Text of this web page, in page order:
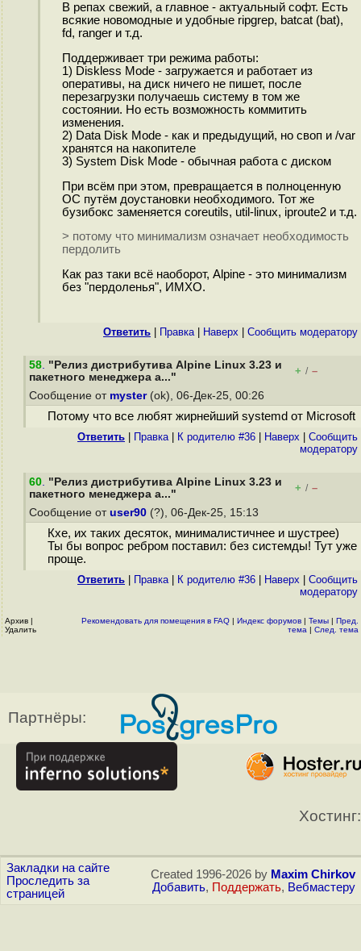
В репах свежий, а главное - актуальный софт. Есть
всякие новомодные и удобные ripgrep, batcat (bat),
fd, ranger и т.д.
Поддерживает три режима работы:
1) Diskless Mode - загружается и работает из
оперативы, на диск ничего не пишет, после
перезагрузки получаешь систему в том же
состоянии. Но есть возможность коммитить
изменения.
2) Data Disk Mode - как и предыдущий, но своп и /var
хранятся на накопителе
3) System Disk Mode - обычная работа с диском
При всём при этом, превращается в полноценную
ОС путём доустановки необходимого. Тот же
бузибокс заменяется coreutils, util-linux, iproute2 и т.д.
> потому что минимализм означает необходимость
пердолить
Как раз таки всё наоборот, Alpine - это минимализм
без "пердоленья", ИМХО.
Ответить Правка| Наверх Cообщить модератору
58. "Релиз дистрибутива Alpine Linux 3.23 и
пакетного менеджера a..."
+ / –
Сообщение от myster(ok), 06-Дек-25, 00:26
Потому что все любят жирнейший systemd от Microsoft
Ответить Правка| К родителю #36 Наверх
Cообщить
модератору
60. "Релиз дистрибутива Alpine Linux 3.23 и
пакетного менеджера a..."
+ / –
Сообщение от user90 (?), 06-Дек-25, 15:13
Кхе, их таких десяток, минималистичнее и шустрее)
Ты бы вопрос ребром поставил: без системды! Тут уже
проще.
Ответить Правка| К родителю #36 Наверх
Cообщить
модератору
Архив |
Удалить
Рекомендовать для помещения в FAQ | Индекс форумов | Темы | Пред.
тема | След. тема
Партнёры:
Хостинг:
Закладки на сайте
Проследить за
страницей
Created 1996-2026 by Maxim Chirkov
Добавить, Поддержать, Вебмастеру